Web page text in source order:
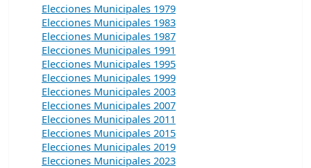
Elecciones Municipales 1979
Elecciones Municipales 1983
Elecciones Municipales 1987
Elecciones Municipales 1991
Elecciones Municipales 1995
Elecciones Municipales 1999
Elecciones Municipales 2003
Elecciones Municipales 2007
Elecciones Municipales 2011
Elecciones Municipales 2015
Elecciones Municipales 2019
Elecciones Municipales 2023